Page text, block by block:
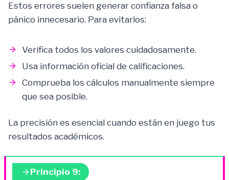
Estos errores suelen generar confianza falsa o
pánico innecesario. Para evitarlos:
Verifica todos los valores cuidadosamente.
Usa información oficial de calificaciones.
Comprueba los cálculos manualmente siempre
que sea posible.
La precisión es esencial cuando están en juego tus
resultados académicos.
Principio 9: